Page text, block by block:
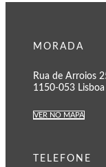
MORADA
Rua de Arroios
1150-053 Lisboa
VER NO MAPA
TELEFONE